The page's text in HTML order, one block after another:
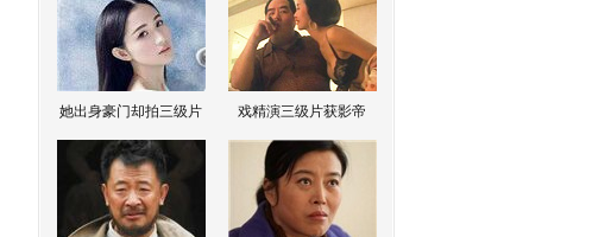
她出身豪门却拍三级片 戏精演三级片获影帝